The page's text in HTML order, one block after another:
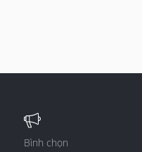
Bình chọn